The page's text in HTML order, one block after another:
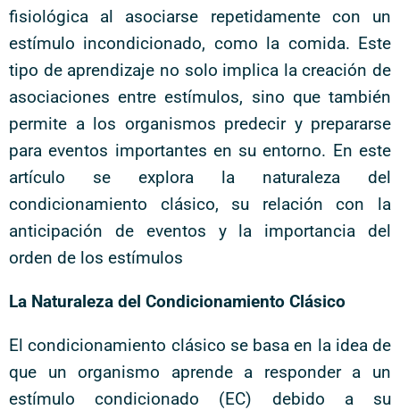
fisiológica al asociarse repetidamente con un
estímulo incondicionado, como la comida. Este
tipo de aprendizaje no solo implica la creación de
asociaciones entre estímulos, sino que también
permite a los organismos predecir y prepararse
para eventos importantes en su entorno. En este
artículo se explora la naturaleza del
condicionamiento clásico, su relación con la
anticipación de eventos y la importancia del
orden de los estímulos
La Naturaleza del Condicionamiento Clásico
El condicionamiento clásico se basa en la idea de
que un organismo aprende a responder a un
estímulo condicionado (EC) debido a su